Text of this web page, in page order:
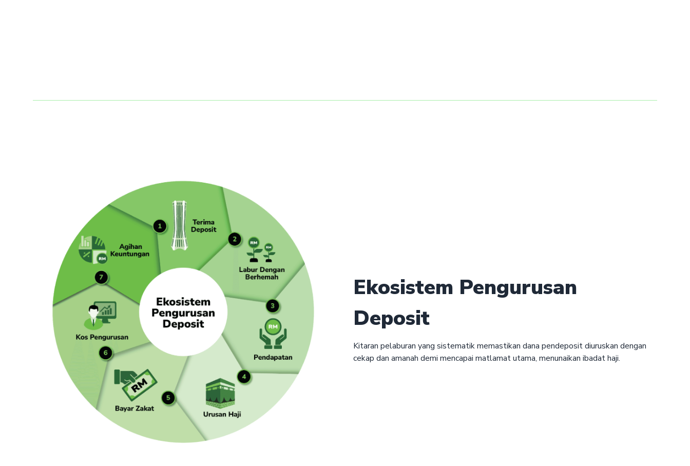
Ekosistem Pengurusan
Deposit
Kitaran pelaburan yang sistematik memastikan dana pendeposit diuruskan dengan
cekap dan amanah demi mencapai matlamat utama, menunaikan ibadat haji.